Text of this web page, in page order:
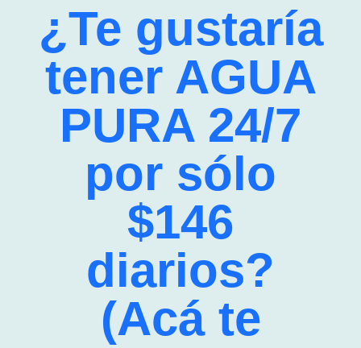
¿Te gustaría
tener AGUA
PURA 24/7
por sólo
$146
diarios?
(Acá te